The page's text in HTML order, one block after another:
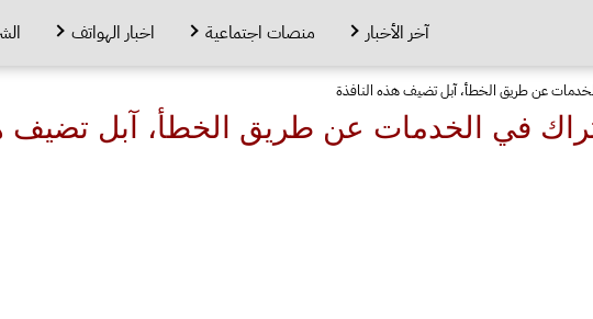
آخر الأخبار منصات اجتماعية اخبار الهواتف
عن طريق الخطأ، آبل تضيف هذه النافذة
في الخدمات عن طريق الخطأ، آبل تضيف